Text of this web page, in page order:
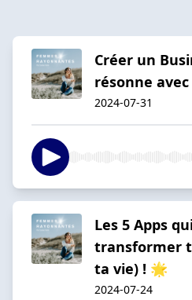
Créer un
résonne
2024-07-31
Les 5 Apps
transformer
ta vie) ! 🌟
2024-07-24